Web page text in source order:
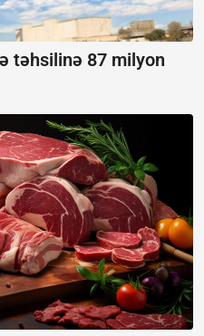
təhsilinə 87 milyon